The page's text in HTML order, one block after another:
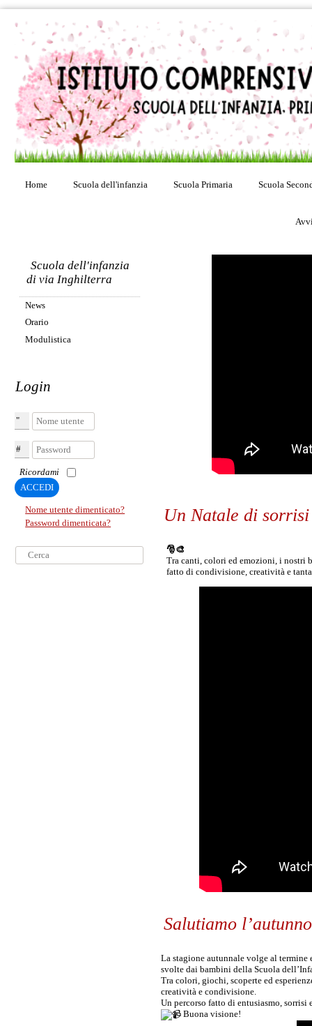
Home Scuola dell'infanzia Scuola Primaria Scuola
Scuola dell'infanzia
di via Inghilterra
News
Orario
Modulistica
Login
Nome utente
Password
Ricordami
ACCEDI
Nome utente dimenticato?
Password dimenticata?
Cerca...
Un Natale di
🎅🎨
Tra canti, colori ed emozioni, i nostri
fatto di condivisione, creatività e
Salutiamo
La stagione autunnale volge al
svolte dai bambini della Scuola
Tra colori, giochi, scoperte ed
creatività e condivisione.
Un percorso fatto di entusiasmo, sorrisi
Buona visione!